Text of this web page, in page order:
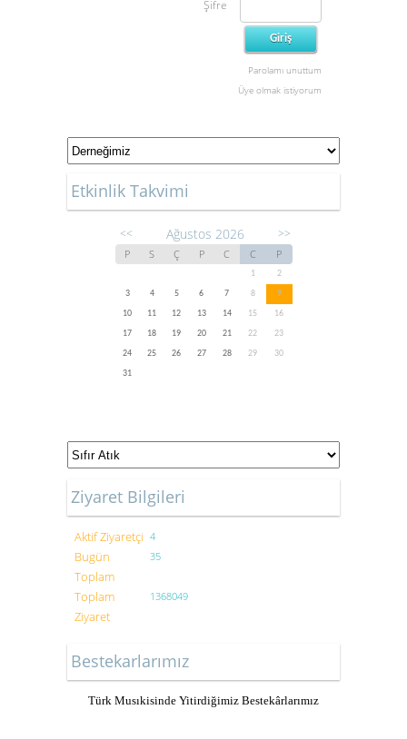
Şifre
Parolamı unuttum
Üye olmak istiyorum
Etkinlik Takvimi
<< Ağustos 2026 >>
P S Ç P C C P
1
2
3
4 5 6 7 8
9
10
11 12 13 14 15
16
17
18 19 20 21 22
23
24
25 26 27 28 29
30
31
Ziyaret Bilgileri
Aktif Ziyaretçi 4
Bugün
Toplam
35
Toplam
Ziyaret
1368049
Bestekarlarımız
Türk Musıkisinde Yitirdiğimiz Bestekârlarımız